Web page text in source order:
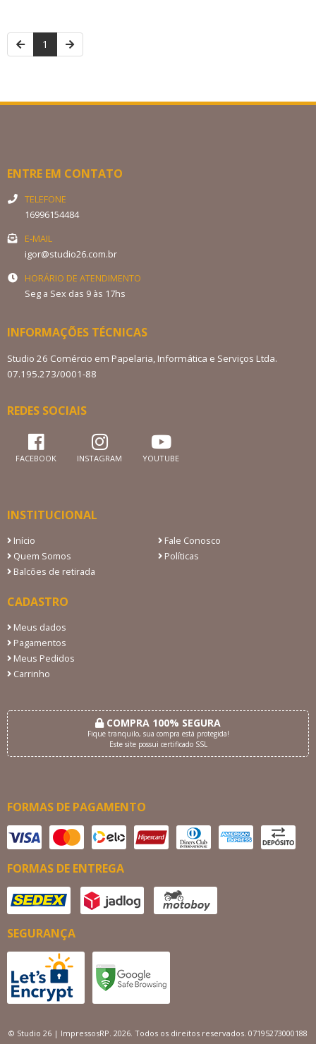
1
ENTRE EM CONTATO
TELEFONE
16996154484
E-MAIL
igor@studio26.com.br
HORÁRIO DE ATENDIMENTO
Seg a Sex das 9 às 17hs
INFORMAÇÕES TÉCNICAS
Studio 26 Comércio em Papelaria, Informática e Serviços Ltda.
07.195.273/0001-88
REDES SOCIAIS
FACEBOOK INSTAGRAM YOUTUBE
INSTITUCIONAL
Início
Fale Conosco
Quem Somos
Políticas
Balcões de retirada
CADASTRO
Meus dados
Pagamentos
Meus Pedidos
Carrinho
COMPRA 100% SEGURA
Fique tranquilo, sua compra está protegida!
Este site possui certificado SSL
FORMAS DE PAGAMENTO
FORMAS DE ENTREGA
SEGURANÇA
© Studio 26 | ImpressosRP. 2026. Todos os direitos reservados. 07195273000188